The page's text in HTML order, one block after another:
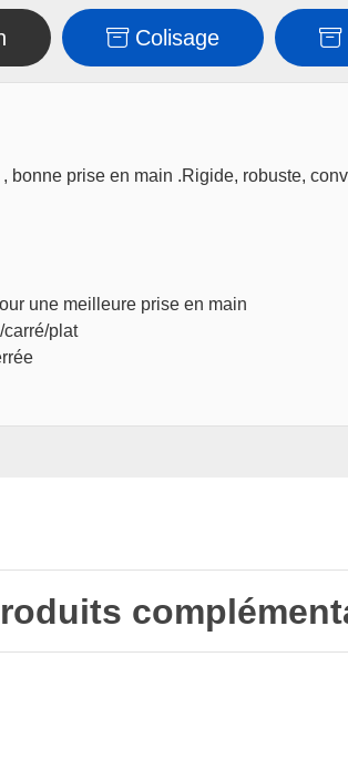
Colisage
prise en main .Rigide, robuste,
une meilleure prise en main
carré/plat